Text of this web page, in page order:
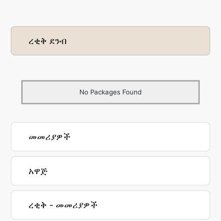
ረቂቅ ደንብ
መመሪያዎች
አዋጅ
ረቂቅ - መመሪያዎች
No Packages Found